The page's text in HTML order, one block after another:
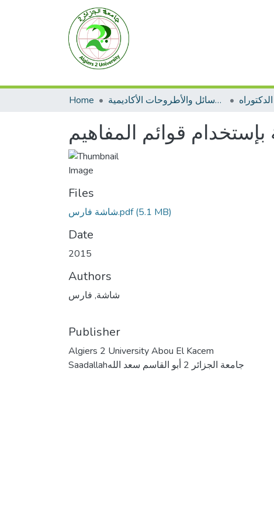
Home الرسائل والأطروحات الأكاديمية
Files
شاشة فارس.pdf(5.1 MB)
Date
2015
Authors
شاشة, فارس
Publisher
Algiers 2 University Abou El Kacem
Saadallahجامعة الجزائر 2 أبو القاسم سعد الله